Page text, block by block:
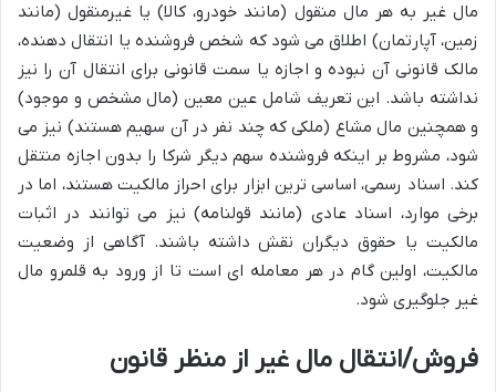
مال غیر به هر مال منقول (مانند خودرو، کالا) یا غیرمنقول (مانند
زمین، آپارتمان) اطلاق می شود که شخص فروشنده یا انتقال دهنده،
مالک قانونی آن نبوده و اجازه یا سمت قانونی برای انتقال آن را نیز
نداشته باشد. این تعریف شامل عین معین (مال مشخص و موجود)
و همچنین مال مشاع (ملکی که چند نفر در آن سهیم هستند) نیز می
شود، مشروط بر اینکه فروشنده سهم دیگر شرکا را بدون اجازه منتقل
کند. اسناد رسمی، اساسی ترین ابزار برای احراز مالکیت هستند، اما در
برخی موارد، اسناد عادی (مانند قولنامه) نیز می توانند در اثبات
مالکیت یا حقوق دیگران نقش داشته باشند. آگاهی از وضعیت
مالکیت، اولین گام در هر معامله ای است تا از ورود به قلمرو مال
غیر جلوگیری شود.
فروش/انتقال مال غیر از منظر قانون